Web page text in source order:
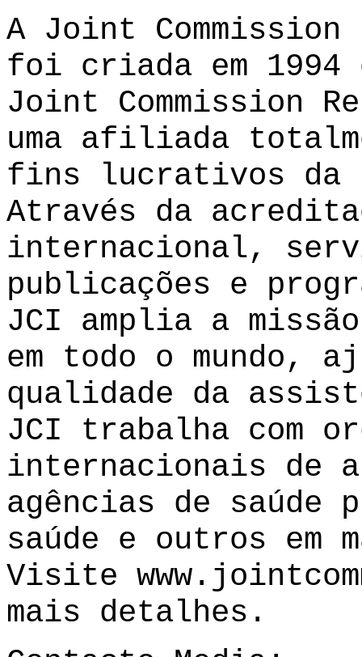
A Joint
foi criada em 1994
Joint Commission
uma afiliada
fins lucrativos da
Através da
internacional,
publicações e
JCI amplia a
em todo o mundo,
qualidade da
JCI trabalha com
internacionais de
agências de
saúde e outros em
Visite
mais detalhes.